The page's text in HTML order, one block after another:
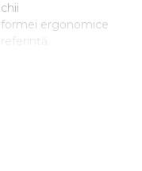
ergonomice